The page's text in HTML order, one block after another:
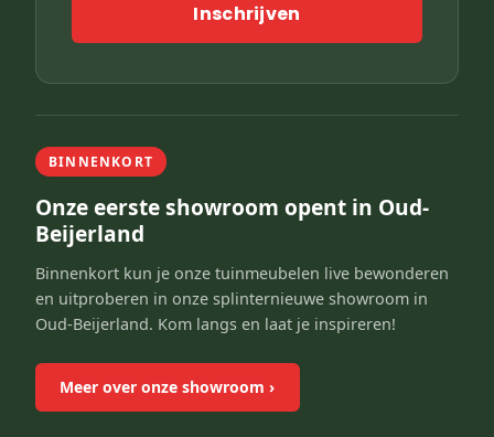
Inschrijven
BINNENKORT
Onze eerste showroom opent in Oud-
Beijerland
Binnenkort kun je onze tuinmeubelen live bewonderen
en uitproberen in onze splinternieuwe showroom in
Oud-Beijerland. Kom langs en laat je inspireren!
Meer over onze showroom ›